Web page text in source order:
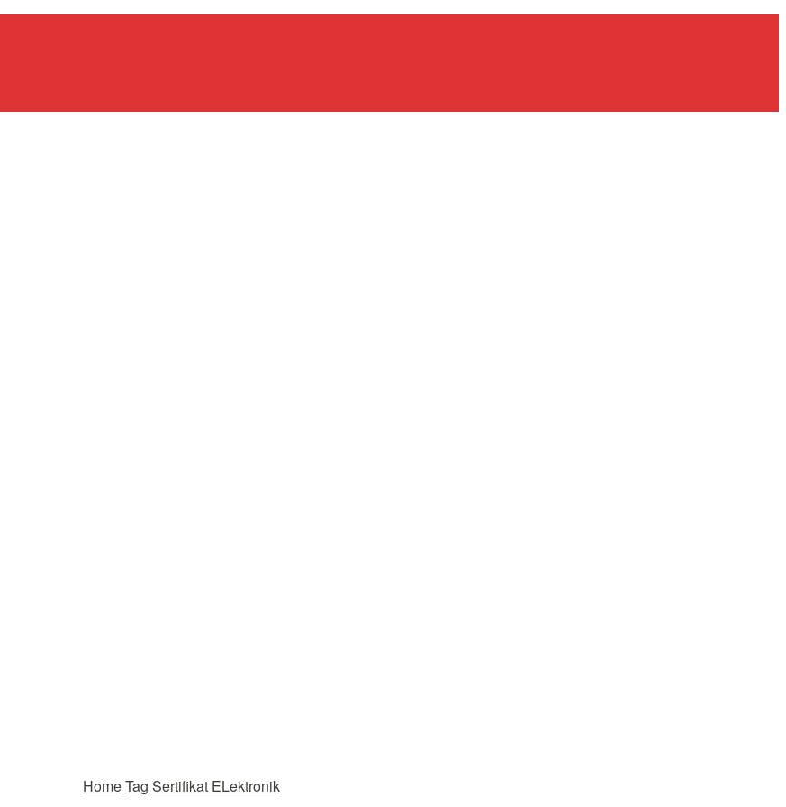
HomeTag Sertifikat ELektronik